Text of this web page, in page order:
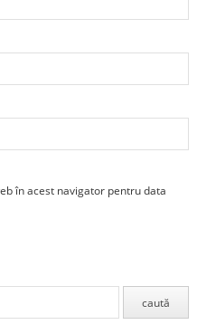
în acest navigator pentru data